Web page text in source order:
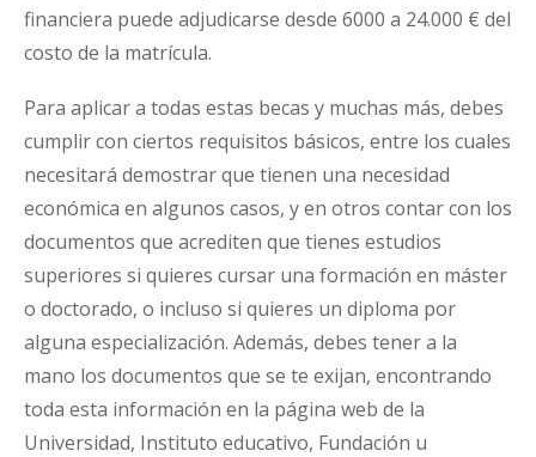
financiera puede adjudicarse desde 6000 a 24.000 € del
costo de la matrícula.
Para aplicar a todas estas becas y muchas más, debes
cumplir con ciertos requisitos básicos, entre los cuales
necesitará demostrar que tienen una necesidad
económica en algunos casos, y en otros contar con los
documentos que acrediten que tienes estudios
superiores si quieres cursar una formación en máster
o doctorado, o incluso si quieres un diploma por
alguna especialización. Además, debes tener a la
mano los documentos que se te exijan, encontrando
toda esta información en la página web de la
Universidad, Instituto educativo, Fundación u